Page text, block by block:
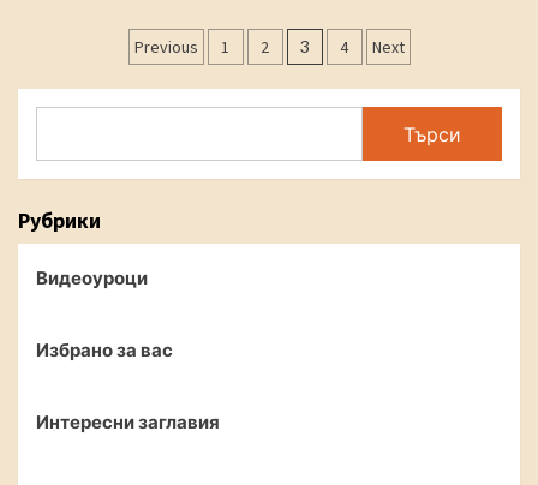
Posts
navigation
Previous 1 2 3 4 Next
Търси
Рубрики
Видеоуроци
Избрано за вас
Интересни заглавия